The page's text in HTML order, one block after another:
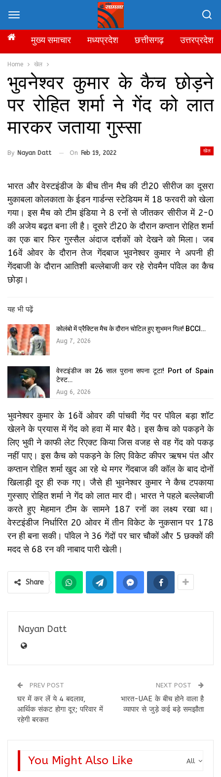
Home खेल
भुवनेश्वर कुमार के कैच छोड़ने
पर रोहित शर्मा ने गेंद को लात
मारकर जताया गुस्सा
खेल
By Nayan Datt On Feb 19, 2022
भारत और वेस्टइंडीज के बीच तीन मैच की टी20 सीरीज का दूसरा
मुकाबला कोलकाता के ईडन गार्डन्स स्टेडियम में 18 फरवरी को खेला
गया। इस मैच को टीम इंडिया ने 8 रनों से जीतकर सीरीज में 2-0
की अजेय बढ़त बना ली है। दूसरे टी20 के दौरान कप्तान रोहित शर्मा
का एक बार फिर गुस्सैल अंदाज दर्शकों को देखने को मिला। जब
16वें ओवर के दौरान तेज गेंदबाज भुवनेश्वर कुमार ने अपनी ही
गेंदबाजी के दौरान आतिशी बल्लेबाजी कर रहे रोवमैन पॉवेल का कैच
छोड़ा।
यह भी पढ़ें
कोलंबो में प्रैक्टिस मैच के दौरान चोटिल हुए शुभमन गिल! BCCI…
Aug 7, 2026
वेस्टइंडीज का 26 साल पुराना सपना टूटा! Port of Spain
टेस्ट…
Aug 6, 2026
भुवनेश्वर कुमार के 16वें ओवर की पांचवी गेंद पर पॉवेल बड़ा शॉट
खेलने के प्रयास में गेंद को हवा में मार बैठे। इस कैच को पकड़ने के
लिए भुवी ने काफी लेट रिएक्ट किया जिस वजह से वह गेंद को पकड़
नहीं पाए। इस कैच को पकड़ने के लिए विकेट कीपर ऋषभ पंत और
कप्तान रोहित शर्मा खुद आ रहे थे मगर गेंदबाज की कॉल के बाद दोनों
खिलाड़ी दूर ही रुक गए। जैसे ही भुवनेश्वर कुमार ने कैच टपकाया
गुस्साए रोहित शर्मा ने गेंद को लात मार दी। भारत ने पहले बल्लेबाजी
करते हुए मेहमान टीम के सामने 187 रनों का लक्ष्य रखा था।
वेस्टइंडीज निर्धारित 20 ओवर में तीन विकेट के नुकसान पर 178
रन ही बना सकी। पॉवेल ने 36 गेंदों पर चार चौकों और 5 छक्कों की
मदद से 68 रन की नाबाद पारी खेली।
Share
Nayan Datt
PREV POST
घर में कर लें ये 4 बदलाव,
आर्थिक संकट होगा दूर; परिवार में
रहेगी बरकत
NEXT POST
भारत-UAE के बीच होने वाला है
व्यापार से जुड़े कई बड़े समझौता
All
You Might Also Like
मुख्य समाचार मध्यप्रदेश छत्तीसगढ़ उत्तरप्रदेश